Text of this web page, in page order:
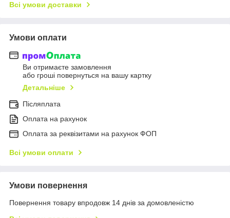
Всі умови доставки
Умови оплати
Ви отримаєте замовлення
або гроші повернуться на вашу картку
Детальніше
Післяплата
Оплата на рахунок
Оплата за реквізитами на рахунок ФОП
Всі умови оплати
Умови повернення
Повернення товару впродовж 14 днів за домовленістю